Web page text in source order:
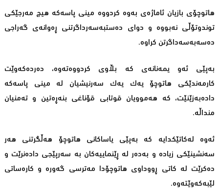
هاتوچۆی بازیان ئاماژەی بەوە كردووە مینی پاسەكە هیچ مەرجێكی
توندوتۆڵی نەبووە و دوای دەستبەسەرداگرتنی ڕەوانەی گەراجی
دەسەبەسەداگرتن كراوە.
بەپێی ئەو یمەنانەی كە بڵاوی كردووەتەوە، دەردەكەوێت
كارمەندێكی هاتوچۆ یەك یەك سەرنیشیان لە مینی پاسەكە
دادەبەزێنێت، كە هەموویان قوتابی قۆناغی بنەڕەتین و تەمنیان
منداڵە.
ئەوە لەكاتێكدایە كە بەپێی یاساكانی هاتوچۆ هەڵگرتنی هەر
سەنشینێكی زیادە و بەدەر لە ڕێنماییەكان بە سەرپێجی دادەنرێت و
دەكرێت لە كاتی ڕووداوی هاتوچۆدا مەترسی گەورە و كارەساتی
لێبەكەوێتەوە.